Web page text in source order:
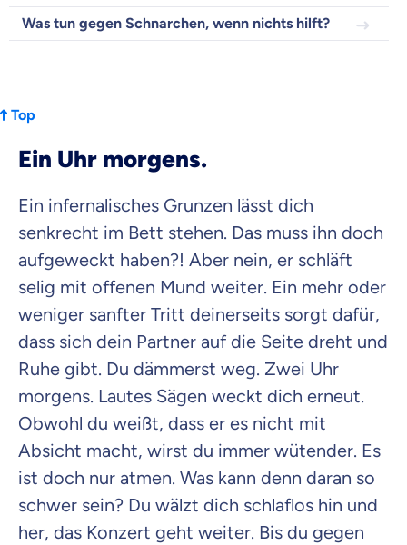
Was tun gegen Schnarchen, wenn nichts hilft?
Top
Ein Uhr morgens.
Ein infernalisches Grunzen lässt dich
senkrecht im Bett stehen. Das muss ihn doch
aufgeweckt haben?! Aber nein, er schläft
selig mit offenen Mund weiter. Ein mehr oder
weniger sanfter Tritt deinerseits sorgt dafür,
dass sich dein Partner auf die Seite dreht und
Ruhe gibt. Du dämmerst weg. Zwei Uhr
morgens. Lautes Sägen weckt dich erneut.
Obwohl du weißt, dass er es nicht mit
Absicht macht, wirst du immer wütender. Es
ist doch nur atmen. Was kann denn daran so
schwer sein? Du wälzt dich schlaflos hin und
her, das Konzert geht weiter. Bis du gegen
Zahnzusatz
Krankenhaus
Versicherung
Kontaktaufnahme durch ottonova.
Weiter zu deinen Informationen